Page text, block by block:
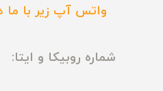
واتس آپ زیر با ما
شماره روبیکا و ایتا: